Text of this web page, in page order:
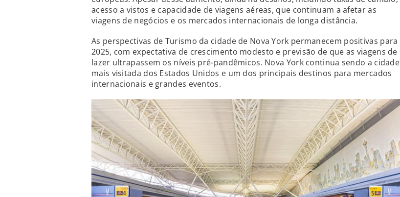
acesso a vistos e capacidade de viagens aéreas, que continuam a afetar as
viagens de negócios e os mercados internacionais de longa distância.
As perspectivas de Turismo da cidade de Nova York permanecem positivas para
2025, com expectativa de crescimento modesto e previsão de que as viagens de
lazer ultrapassem os níveis pré-pandêmicos. Nova York continua sendo a cidade
mais visitada dos Estados Unidos e um dos principais destinos para mercados
internacionais e grandes eventos.